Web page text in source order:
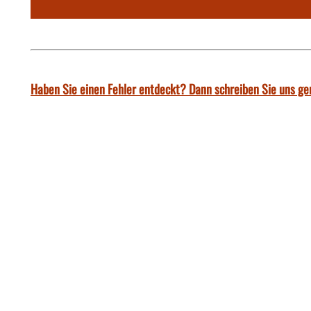
Haben Sie einen Fehler entdeckt? Dann schreiben Sie uns